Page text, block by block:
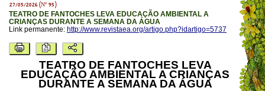
27/05/2026 (Nº 95)
TEATRO DE FANTOCHES LEVA EDUCAÇÃO AMBIENTAL A
CRIANÇAS DURANTE A SEMANA DA ÁGUA
Link permanente: http://www.revistaea.org/artigo.php?idartigo=5737
TEATRO DE FANTOCHES LEVA
EDUCAÇÃO AMBIENTAL A CRIANÇAS
DURANTE A SEMANA DA ÁGUA